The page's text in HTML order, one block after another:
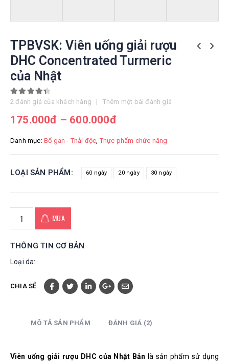
TPBVSK: Viên uống giải rượu
DHC Concentrated Turmeric
của Nhật
4.50out of 5
2 đánh giá của khách hàng | Thêm một bài đánh giá
175.000đ – 600.000đ
Danh mục: Bổ gan - Thải độc, Thực phẩm chức năng
LOẠI SẢN PHẨM 60 ngày 20 ngày 30 ngày
MUA
THÔNG TIN CƠ BẢN
Loại da:
CHIA SẺ
MÔ TẢ SẢN PHẨM ĐÁNH GIÁ (2)
Viên uống giải rượu DHC của Nhật Bản là sản phẩm sử dụng